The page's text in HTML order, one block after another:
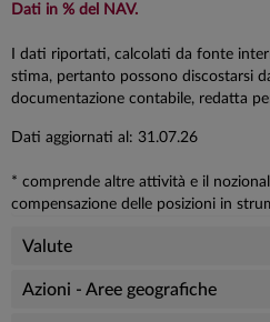
Dati in % del NAV.
I dati riportati, calcolati da fonte
stima, pertanto possono discostarsi
documentazione contabile, redatta
Dati aggiornati al: 31.07.26
* comprende altre attività e il
compensazione delle posizioni in
Valute
Azioni - Aree geografiche